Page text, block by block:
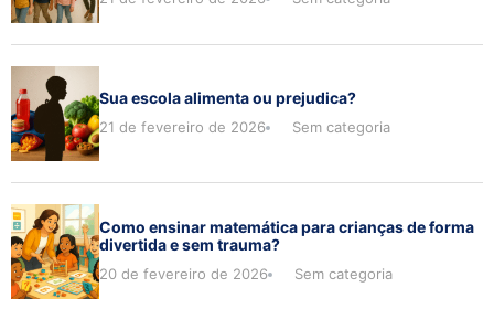
Sua escola alimenta ou prejudica?
21 de fevereiro de 2026 Sem categoria
Como ensinar matemática para crianças de forma
divertida e sem trauma?
20 de fevereiro de 2026 Sem categoria